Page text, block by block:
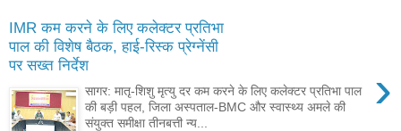
IMR कम करने के लिए कलेक्टर प्रतिभा
पाल की विशेष बैठक, हाई-रिस्क प्रेग्नेंसी
पर सख्त निर्देश
›
सागर: मातृ-शिशु मृत्यु दर कम करने के लिए कलेक्टर प्रतिभा पाल
की बड़ी पहल, जिला अस्पताल-BMC और स्वास्थ्य अमले की
संयुक्त समीक्षा तीनबत्ती न्य...